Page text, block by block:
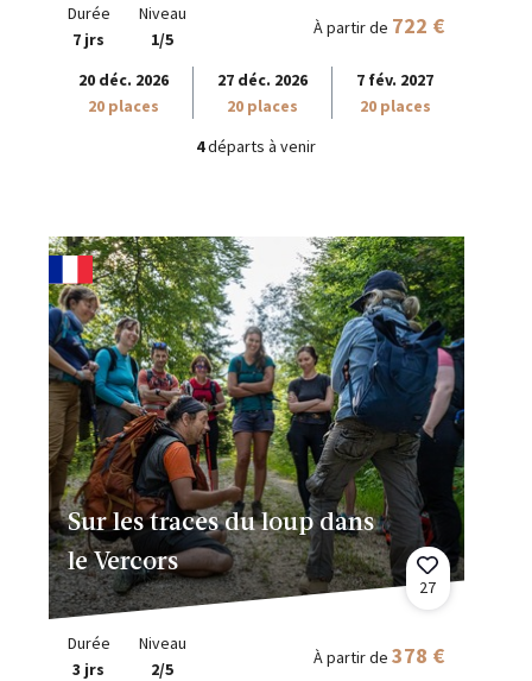
Durée
7 jrs
Niveau
1/5
À partir de 722 €
20 déc. 2026
20 places
27 déc. 2026
20 places
7 fév. 2027
20 places
4départs à venir
Sur les traces du loup dans
le Vercors
27
Durée
3 jrs
Niveau
2/5
À partir de 378 €